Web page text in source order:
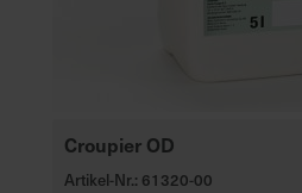
Croupier OD
Artikel-Nr.: 61320-00